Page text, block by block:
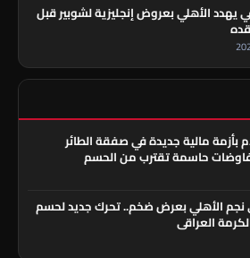
يهدد الأهلي بعروض إنجليزية لشوبير قبل
بأزمة مالية جديدة في صفقة الطائر
حاسمة تقترب من الحسم
نجم الأهلي بعرض ضخم.. تحرك جديد لحسم
العراقي